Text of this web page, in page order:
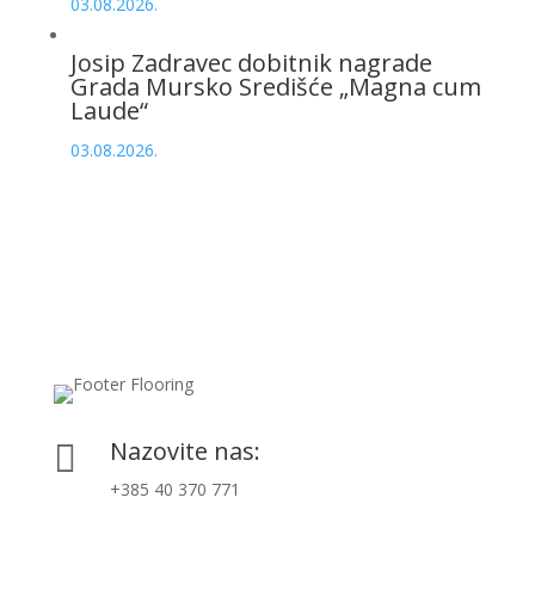
Josip Zadravec dobitnik nagrade
Grada Mursko Središće „Magna cum
Laude“
03.08.2026.
 Nazovite nas:
+385 40 370 771